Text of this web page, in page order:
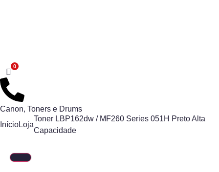
Canon, Toners e Drums
InícioLoja
Toner LBP162dw / MF260 Series 051H Preto Alta
Capacidade